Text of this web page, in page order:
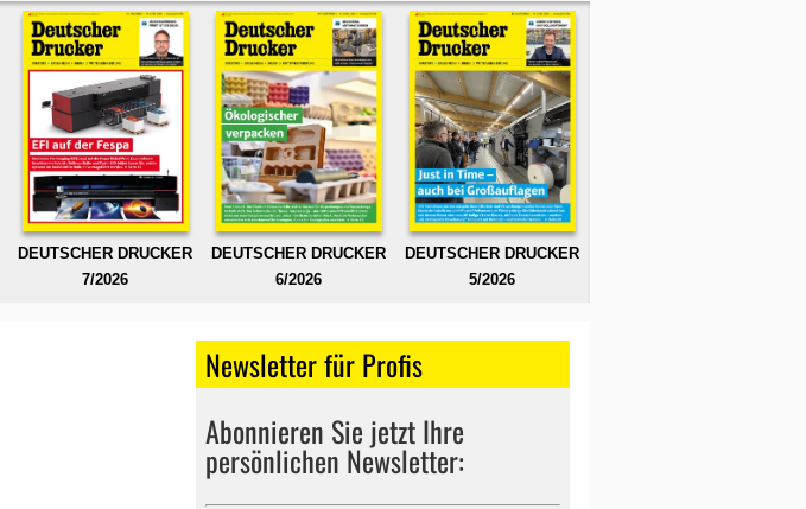
DEUTSCHER DRUCKER
7/2026
DEUTSCHER DRUCKER
6/2026
DEUTSCHER DRUCKER
5/2026
Newsletter für Profis
Abonnieren Sie jetzt Ihre
persönlichen Newsletter: